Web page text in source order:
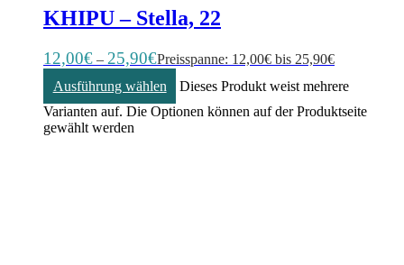
KHIPU – Stella, 22
12,00€ – 25,90€Preisspanne: 12,00€ bis 25,90€
Ausführung wählen
Dieses Produkt weist mehrere
Varianten auf. Die Optionen können auf der Produktseite
gewählt werden